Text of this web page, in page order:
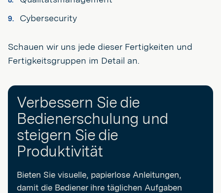
Cybersecurity
Schauen wir uns jede dieser Fertigkeiten und
Fertigkeitsgruppen im Detail an.
Verbessern Sie die
Bedienerschulung und
steigern Sie die
Produktivität
Bieten Sie visuelle, papierlose Anleitungen,
damit die Bediener ihre täglichen Aufgaben